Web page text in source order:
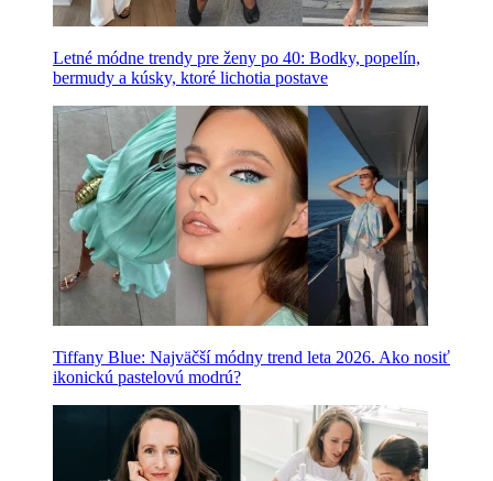
Letné módne trendy pre ženy po 40: Bodky, popelín,
bermudy a kúsky, ktoré lichotia postave
Tiffany Blue: Najväčší módny trend leta 2026. Ako nosiť
ikonickú pastelovú modrú?